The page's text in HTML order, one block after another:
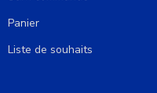
Panier
Liste de souhaits